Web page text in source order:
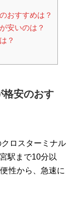
おすすめは？
安いのは？
？
格安のおす
ロスターミナル
駅まで10分以
性から、急速に